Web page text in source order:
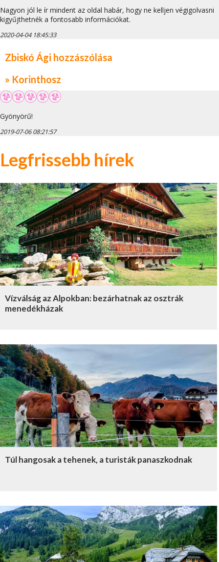
Nagyon jól le ír mindent az oldal habár, hogy ne kelljen végigolvasni
kigyűjthetnék a fontosabb információkat.
2020-04-04 18:45:33
Zbiskó Ági hozzászólása
» Korinthosz
Gyönyörű!
2019-07-06 08:21:57
Legfrissebb hírek
Vízválság az Alpokban: bezárhatnak az osztrák
menedékházak
Túl hangosak a tehenek, a turisták panaszkodnak